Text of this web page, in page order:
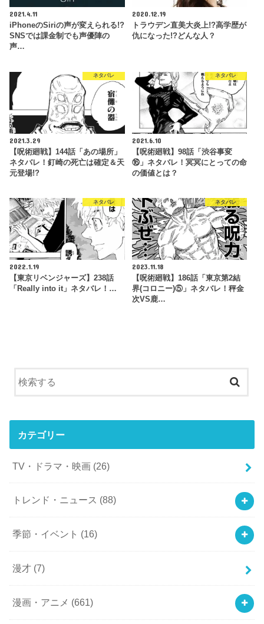
2021.4.11
iPhoneのSiriの声が変えられる!?
SNSでは課金制でも声優陣の
声…
2020.12.19
トラウデン直美大炎上!?高学歴が
仇になった!?どんな人？
ネタバレ
2021.3.29
【呪術廻戦】144話「あの場所」
ネタバレ！釘崎の死亡は確定＆天
元登場!?
ネタバレ
2021.6.10
【呪術廻戦】98話「渋谷事変
⑯」ネタバレ！冥冥にとっての命
の価値とは？
ネタバレ
2022.1.19
【東京リベンジャーズ】238話
「Really into it」ネタバレ！…
ネタバレ
2023.11.18
【呪術廻戦】186話「東京第2結
界(コロニー)⑤」ネタバレ！秤金
次VS鹿…
カテゴリー
TV・ドラマ・映画 (26)
トレンド・ニュース (88)
季節・イベント (16)
漫才 (7)
漫画・アニメ (661)